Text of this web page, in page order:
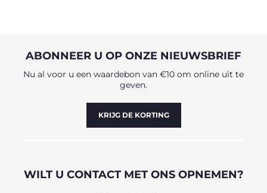
ABONNEER U OP ONZE NIEUWSBRIEF
Nu al voor u een waardebon van €10 om online uit te
geven.
KRIJG DE KORTING
WILT U CONTACT MET ONS OPNEMEN?